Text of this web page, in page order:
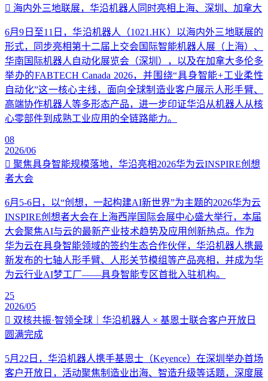
海内外三地联展，华沿机器人同时亮相上海、深圳、加拿大
6月9日至11日，华沿机器人（1021.HK）以海内外三地联展的
形式，同步亮相第十二届上交会国际智能机器人展（上海）、
华南国际机器人自动化展览会（深圳），以及在加拿大多伦多
举办的FABTECH Canada 2026，并围绕“具身智能+工业柔性
自动化”这一核心主线，面向全球制造业客户展示人形手臂、
高端协作机器人等多形态产品，进一步印证华沿从机器人从核
心零部件到成熟工业应用的全链路能力。
08
2026/06
聚焦具身智能规模落地，华沿亮相2026华为云INSPIRE创想
者大会
6月5-6日，以“创想，一起构建AI新世界”为主题的2026华为云
INSPIRE创想者大会在上海西岸国际会展中心盛大举行，本届
大会聚焦AI与云的最新产业技术趋势及应用创新热点。作为
华为云在具身智能领域的签约生态合作伙伴，华沿机器人携最
新发布的七轴人形手臂、人形关节模组等产品亮相，并成为华
为云行业AI梦工厂——具身智能专区首批入驻机构。
25
2026/05
双核共振·智领全球｜华沿机器人 × 基恩士联合客户开放日
圆满完成
5月22日，华沿机器人携手基恩士（Keyence）在深圳举办首场
客户开放日，活动聚焦制造业出海、智造升级等话题，深度展